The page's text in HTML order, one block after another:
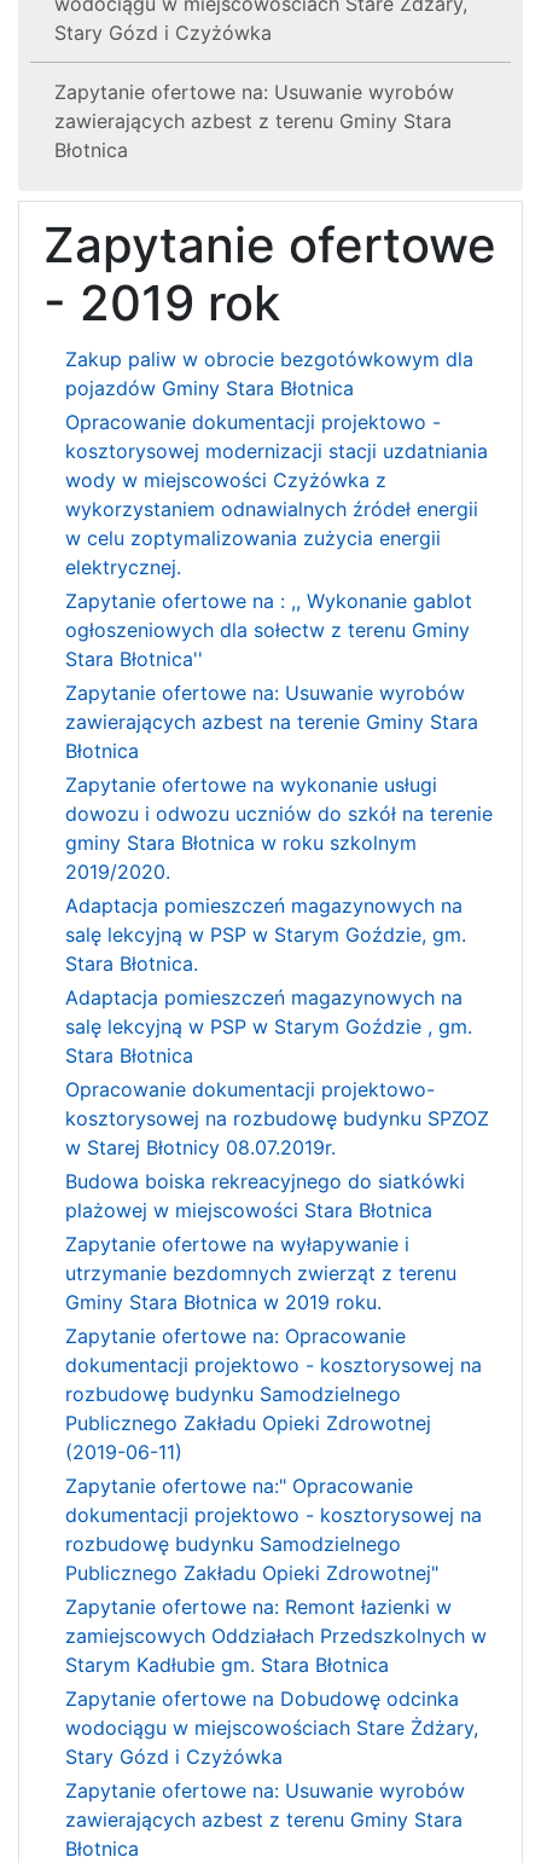
Stary Gózd i Czyżówka
Zapytanie ofertowe na: Usuwanie wyrobów
zawierających azbest z terenu Gminy Stara
Błotnica
Zapytanie ofertowe
- 2019 rok
Zakup paliw w obrocie bezgotówkowym dla
pojazdów Gminy Stara Błotnica
Opracowanie dokumentacji projektowo -
kosztorysowej modernizacji stacji uzdatniania
wody w miejscowości Czyżówka z
wykorzystaniem odnawialnych źródeł energii
w celu zoptymalizowania zużycia energii
elektrycznej.
Zapytanie ofertowe na : ,, Wykonanie gablot
ogłoszeniowych dla sołectw z terenu Gminy
Stara Błotnica''
Zapytanie ofertowe na: Usuwanie wyrobów
zawierających azbest na terenie Gminy Stara
Błotnica
Zapytanie ofertowe na wykonanie usługi
dowozu i odwozu uczniów do szkół na terenie
gminy Stara Błotnica w roku szkolnym
2019/2020.
Adaptacja pomieszczeń magazynowych na
salę lekcyjną w PSP w Starym Goździe, gm.
Stara Błotnica.
Adaptacja pomieszczeń magazynowych na
salę lekcyjną w PSP w Starym Goździe , gm.
Stara Błotnica
Opracowanie dokumentacji projektowo-
kosztorysowej na rozbudowę budynku SPZOZ
w Starej Błotnicy 08.07.2019r.
Budowa boiska rekreacyjnego do siatkówki
plażowej w miejscowości Stara Błotnica
Zapytanie ofertowe na wyłapywanie i
utrzymanie bezdomnych zwierząt z terenu
Gminy Stara Błotnica w 2019 roku.
Zapytanie ofertowe na: Opracowanie
dokumentacji projektowo - kosztorysowej na
rozbudowę budynku Samodzielnego
Publicznego Zakładu Opieki Zdrowotnej
(2019-06-11)
Zapytanie ofertowe na:" Opracowanie
dokumentacji projektowo - kosztorysowej na
rozbudowę budynku Samodzielnego
Publicznego Zakładu Opieki Zdrowotnej"
Zapytanie ofertowe na: Remont łazienki w
zamiejscowych Oddziałach Przedszkolnych w
Starym Kadłubie gm. Stara Błotnica
Zapytanie ofertowe na Dobudowę odcinka
wodociągu w miejscowościach Stare Żdżary,
Stary Gózd i Czyżówka
Zapytanie ofertowe na: Usuwanie wyrobów
zawierających azbest z terenu Gminy Stara
Błotnica